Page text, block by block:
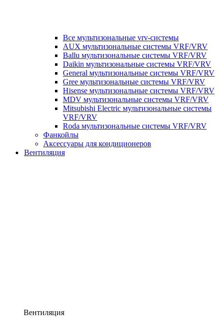
Все мультизональные vrv-системы
AUX мультизональные системы VRF/VRV
Ballu мультизональные системы VRF/VRV
Daikin мультизональные системы VRF/VRV
General мультизональные системы VRF/VRV
Gree мультизональные системы VRF/VRV
Hisense мультизональные системы VRF/VRV
MDV мультизональные системы VRF/VRV
Mitsubishi Electric мультизональные системы
VRF/VRV
Roda мультизональные системы VRF/VRV
Фанкойлы
Аксессуары для кондиционеров
Вентиляция
Вентиляция